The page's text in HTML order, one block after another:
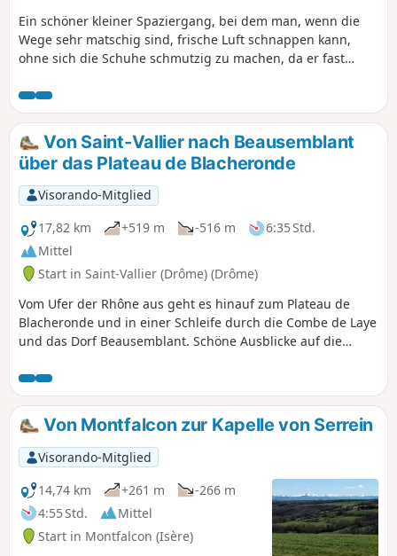
Ein schöner kleiner Spaziergang, bei dem man, wenn die
Wege sehr matschig sind, frische Luft schnappen kann,
ohne sich die Schuhe schmutzig zu machen, da er fast
Keine Schwierigkeiten, der Höhenunterschied ist sehr
gering und gleichmäßig.
Von Saint-Vallier nach Beausemblant
über das Plateau de Blacheronde
Visorando-Mitglied
17,82 km
+519 m -516 m
6:35 Std.
Mittel
Start in Saint-Vallier (Drôme) (Drôme)
Vom Ufer der Rhône aus geht es hinauf zum Plateau de
Blacheronde und in einer Schleife durch die Combe de Laye
und das Dorf Beausemblant. Schöne Ausblicke auf die
entlang des Flusses La Galaure eignet sich für eine letzte
Pause.
Von Montfalcon zur Kapelle von Serrein
Visorando-Mitglied
14,74 km
+261 m
-266 m
4:55 Std.
Mittel
Start in Montfalcon (Isère)